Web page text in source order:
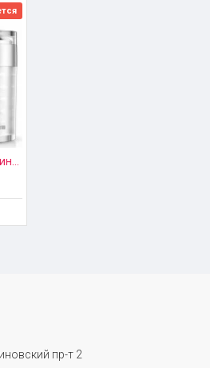
комплекс обеспечивает
старения, а
с воспалениями, заживляет
сухость и дарит ощущение
связывает молекулы воды,
красоту кожи лица.
глубокие слои кожи, восполняет
разглаживанию мелких
обеспечивает легкий
пятна, покраснения и
создан для повседневного
ступенью ухода. Его
кожу лица, предварительно
тонером. Для лучшего
пр-т 2